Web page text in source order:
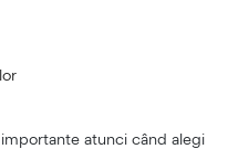
atunci când alegi